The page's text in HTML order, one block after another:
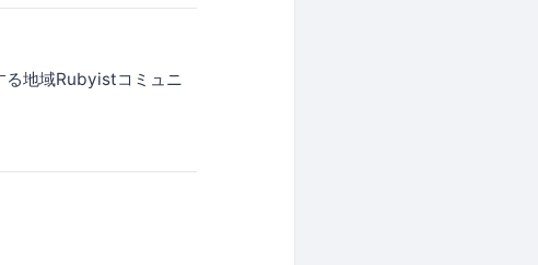
る地域Rubyistコミュニ